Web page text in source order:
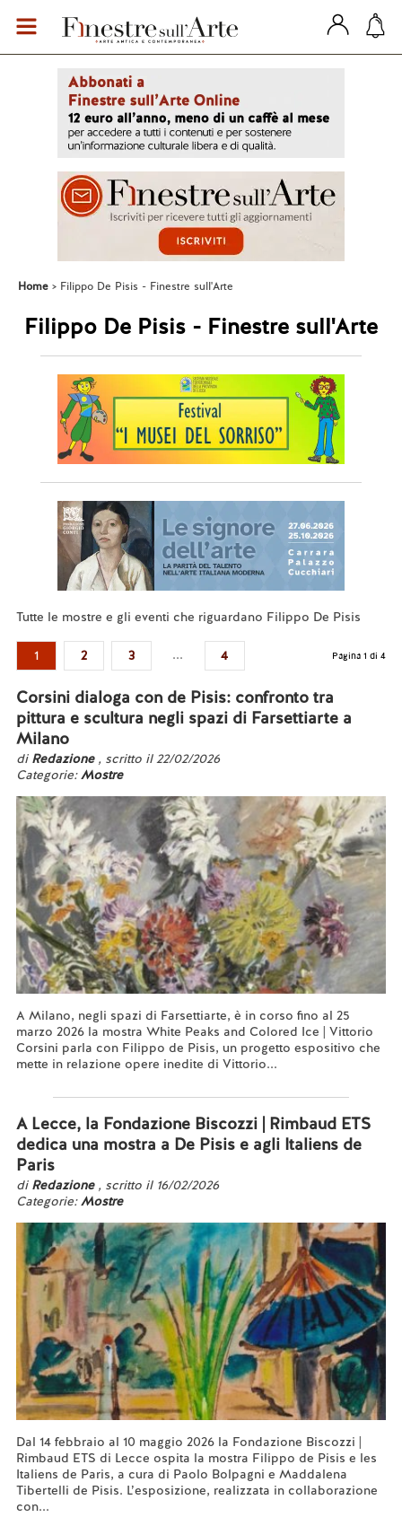
Home Filippo De Pisis - Finestre sull'Arte
Filippo De Pisis - Finestre sull'Arte
Tutte le mostre e gli eventi che riguardano Filippo De Pisis
1 2 3 ... 4 Pagina 1 di 4
Corsini dialoga con de Pisis: confronto tra
pittura e scultura negli spazi di Farsettiarte a
Milano
di Redazione , scritto il 22/02/2026
Categorie:Mostre
A Milano, negli spazi di Farsettiarte, è in corso fino al 25
marzo 2026 la mostra White Peaks and Colored Ice | Vittorio
Corsini parla con Filippo de Pisis, un progetto espositivo che
mette in relazione opere inedite di Vittorio...
A Lecce, la Fondazione Biscozzi | Rimbaud ETS
dedica una mostra a De Pisis e agli Italiens de
Paris
di Redazione , scritto il 16/02/2026
Categorie:Mostre
Dal 14 febbraio al 10 maggio 2026 la Fondazione Biscozzi |
Rimbaud ETS di Lecce ospita la mostra Filippo de Pisis e les
Italiens de Paris, a cura di Paolo Bolpagni e Maddalena
Tibertelli de Pisis. L’esposizione, realizzata in collaborazione
con...